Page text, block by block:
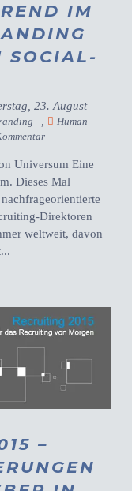
IM
SOCIAL-
23. August
,
Human
Universum Eine
Dieses Mal
Direktoren
weltweit, davon
–